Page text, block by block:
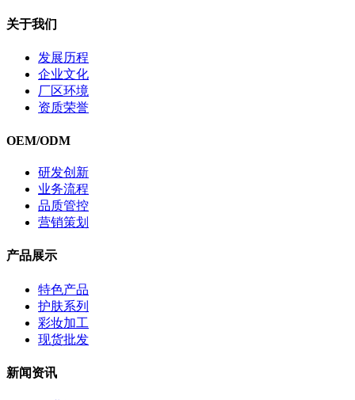
关于我们
发展历程
企业文化
厂区环境
资质荣誉
OEM/ODM
研发创新
业务流程
品质管控
营销策划
产品展示
特色产品
护肤系列
彩妆加工
现货批发
新闻资讯